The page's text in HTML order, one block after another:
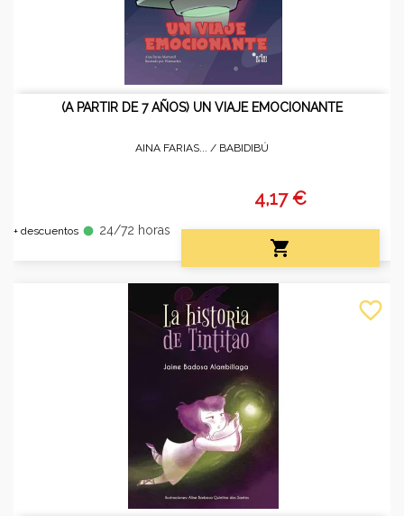
(A PARTIR DE 7 AÑOS) UN VIAJE EMOCIONANTE
AINA FARIAS... / BABIDIBÚ
+ descuentos fiber_manual_record 24/72 horas
4,17 €

favorite_border